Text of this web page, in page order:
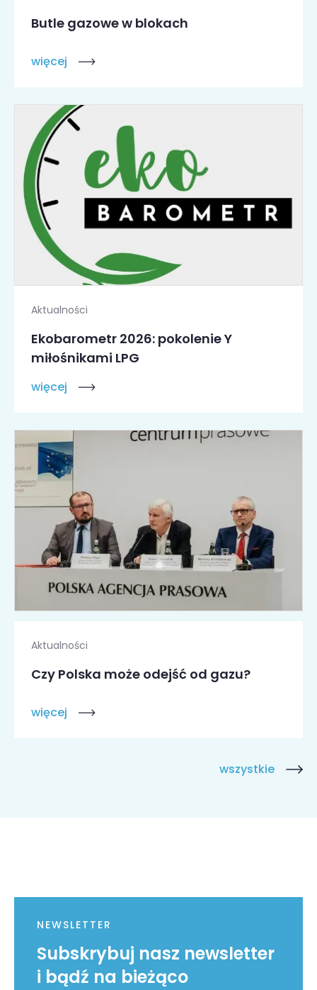
Butle gazowe w blokach
więcej
Aktualności
Ekobarometr 2026: pokolenie Y
miłośnikami LPG
więcej
Aktualności
Czy Polska może odejść od gazu?
więcej
wszystkie
NEWSLETTER
Subskrybuj nasz newsletter
i bądź na bieżąco